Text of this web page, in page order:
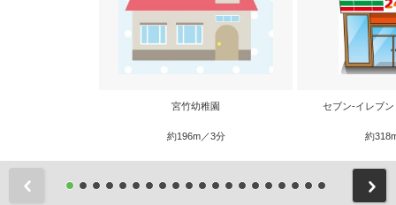
宮竹幼稚園
約196m／3分
セブン‐イレブ
約